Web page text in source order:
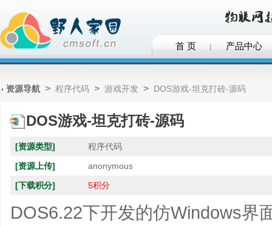
首 页 产品中心
资源导航 > 程序代码 > 游戏开发 > DOS游戏-坦克打砖-源码
DOS游戏-坦克打砖-源码
[资源类型]
程序代码
[资源上传]
anonymous
[下载积分]
5积分
DOS6.22下开发的仿Windows界